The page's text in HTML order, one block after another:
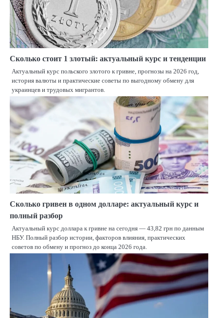
Сколько стоит 1 злотый: актуальный курс и тенденции
Актуальный курс польского злотого к гривне, прогнозы на 2026 год,
история валюты и практические советы по выгодному обмену для
украинцев и трудовых мигрантов.
Сколько гривен в одном долларе: актуальный курс и
полный разбор
Актуальный курс доллара к гривне на сегодня — 43,82 грн по данным
НБУ. Полный разбор истории, факторов влияния, практических
советов по обмену и прогноз до конца 2026 года.